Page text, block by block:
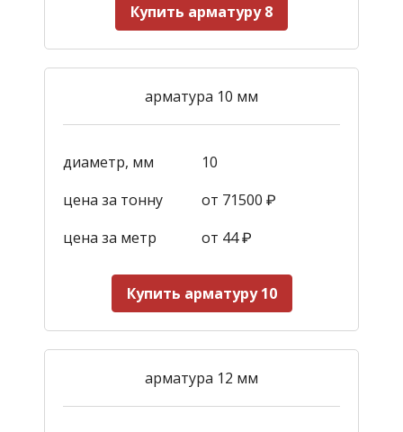
Купить арматуру 8
арматура 10 мм
диаметр, мм
10
цена за тонну
от 71500 ₽
цена за метр
от 44₽
Купить арматуру 10
арматура 12 мм